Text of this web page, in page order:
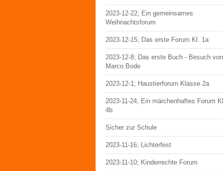
2023-12-22; Ein gemeinsames
Weihnachtsforum
2023-12-15; Das erste Forum Kl. 1a
2023-12-8; Das erste Buch - Besuch von
Marco Bode
2023-12-1; Haustierforum Klasse 2a
2023-11-24; Ein märchenhaftes Forum
4b
Sicher zur Schule
2023-11-16; Lichterfest
2023-11-10; Kinderrechte Forum